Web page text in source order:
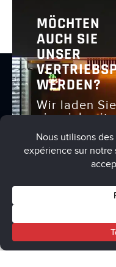
MÖCHTEN
AUCH SIE
UNSER
WERDEN?
Wir laden Sie
ein, sich mit
Verbindung
zu setzen,
Allgemeine
Cart
My account
Boutique